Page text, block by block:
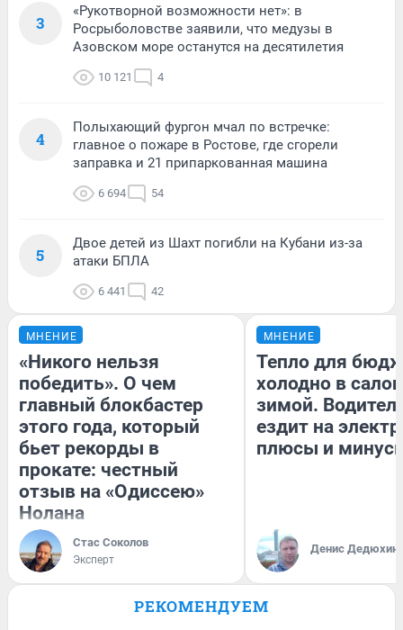
3
«Рукотворной возможности нет»: в
Росрыболовстве заявили, что медузы в
Азовском море останутся на десятилетия
10 121 4
4
Полыхающий фургон мчал по встречке:
главное о пожаре в Ростове, где сгорели
заправка и 21 припаркованная машина
6 694 54
5
Двое детей из Шахт погибли на Кубани из-за
атаки БПЛА
6 441 42
МНЕНИЕ
«Никого нельзя
победить». О чем
главный блокбастер
этого года, который
бьет рекорды в
прокате: честный
отзыв на «Одиссею»
Нолана
Стас Соколов
Эксперт
МНЕНИЕ
Тепло для
холодно в
зимой.
ездит на
плюсы и
Денис Дедюхин
РЕКОМЕНДУЕМ